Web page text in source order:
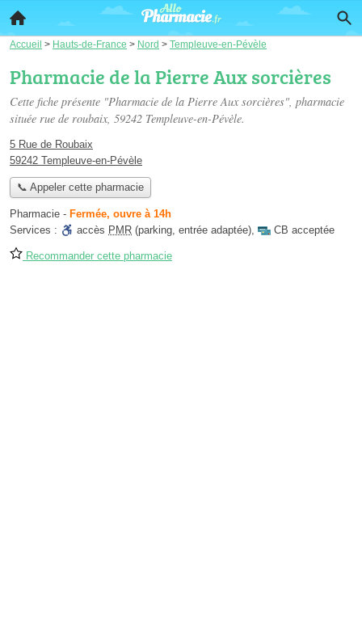
Accueil > Hauts-de-France > Nord > Templeuve-en-Pévèle
Pharmacie de la Pierre Aux sorcières
Cette fiche présente "Pharmacie de la Pierre Aux sorcières", pharmacie
située rue de roubaix, 59242 Templeuve-en-Pévèle.
5 Rue de Roubaix
59242 Templeuve-en-Pévèle
📞 Appeler cette pharmacie
Pharmacie - Fermée, ouvre à 14h
Services :
accès PMR (parking, entrée adaptée), CB acceptée
Recommander cette pharmacie